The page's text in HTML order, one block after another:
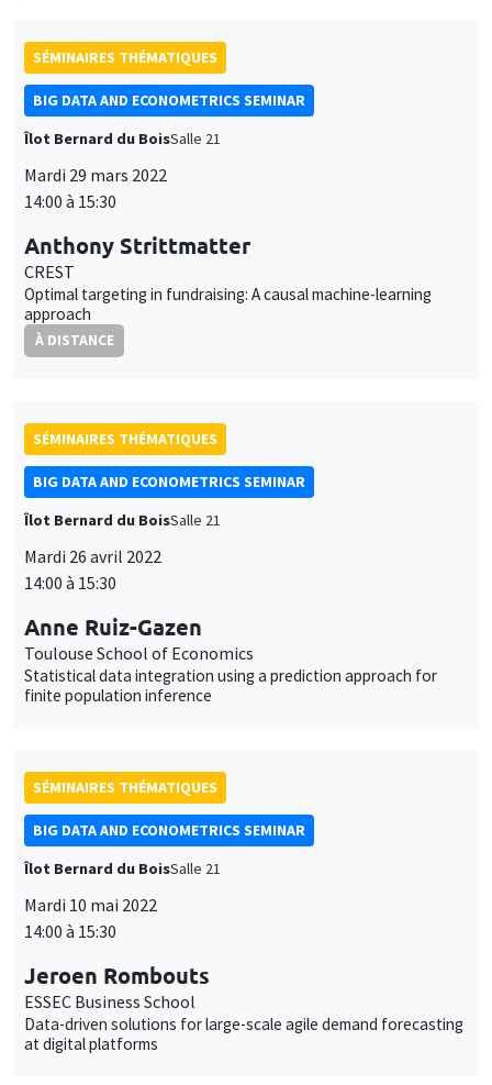
SÉMINAIRES THÉMATIQUES
BIG DATA AND ECONOMETRICS SEMINAR
Îlot Bernard du BoisSalle 21
Mardi 29 mars 2022
14:00 à 15:30
Anthony Strittmatter
CREST
Optimal targeting in fundraising: A causal machine-learning
approach
À DISTANCE
SÉMINAIRES THÉMATIQUES
BIG DATA AND ECONOMETRICS SEMINAR
Îlot Bernard du BoisSalle 21
Mardi 26 avril 2022
14:00 à 15:30
Anne Ruiz-Gazen
Toulouse School of Economics
Statistical data integration using a prediction approach for
finite population inference
SÉMINAIRES THÉMATIQUES
BIG DATA AND ECONOMETRICS SEMINAR
Îlot Bernard du BoisSalle 21
Mardi 10 mai 2022
14:00 à 15:30
Jeroen Rombouts
ESSEC Business School
Data-driven solutions for large-scale agile demand forecasting
at digital platforms